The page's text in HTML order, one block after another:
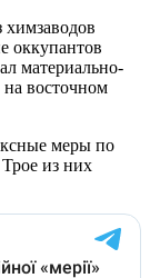
оккупантов
материально-
восточном
меры по
из них